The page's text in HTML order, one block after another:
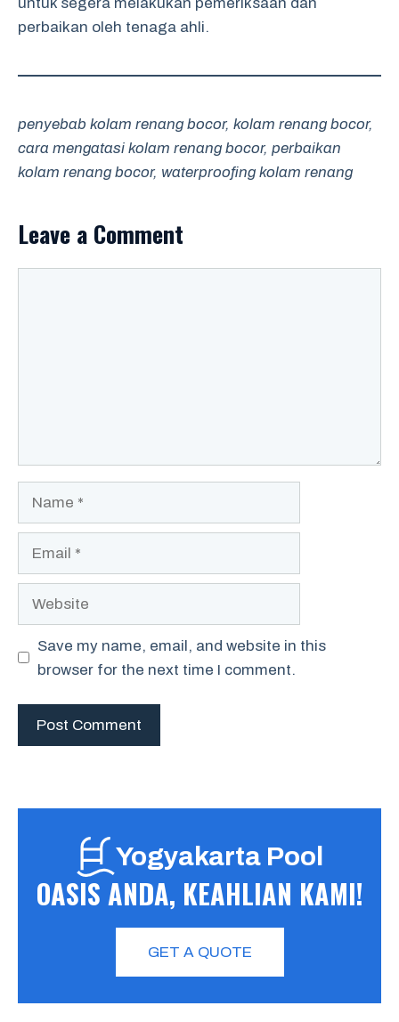
perbaikan oleh tenaga ahli.
penyebab kolam renang bocor, kolam renang bocor,
cara mengatasi kolam renang bocor, perbaikan
kolam renang bocor, waterproofing kolam renang
Leave a Comment
Save my name, email, and website in this
browser for the next time I comment.
Yogyakarta Pool
OASIS ANDA, KEAHLIAN KAMI!
GET A QUOTE